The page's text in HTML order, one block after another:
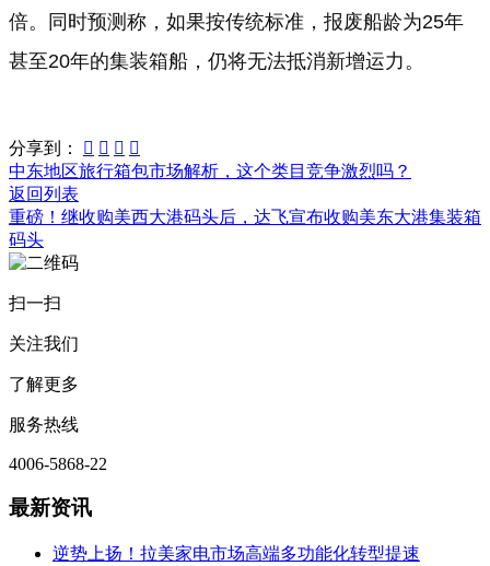
倍。同时预测称，如果按传统标准，报废船龄为25年
甚至20年的集装箱船，仍将无法抵消新增运力。
分享到：    
中东地区旅行箱包市场解析，这个类目竞争激烈吗？
返回列表
重磅！继收购美西大港码头后，达飞宣布收购美东大港集装箱
码头
扫一扫
关注我们
了解更多
服务热线
4006-5868-22
最新资讯
逆势上扬！拉美家电市场高端多功能化转型提速